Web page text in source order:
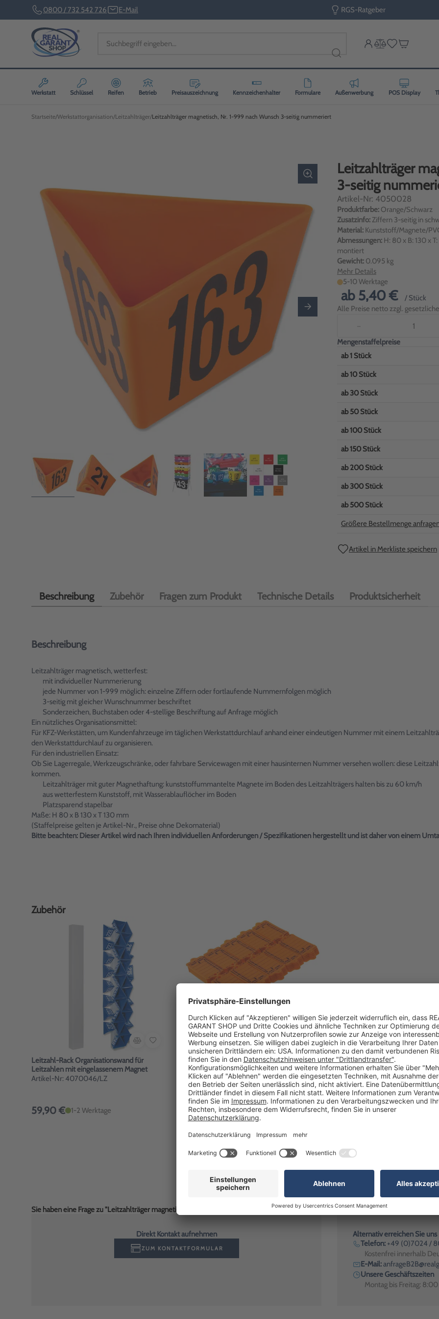
0800 / 732 542 726 E-Mail RGS-Ratgeber
Werkstatt Schlüssel Reifen Betrieb Preisauszeichnung Kennzeichenhalter Formulare Außenwerbung POS Display
Startseite Werkstattorganisation Leitzahlträger Leitzahlträger magnetisch, Nr. 1-999 nach Wunsch 3-seitig nummeriert
Leitzahlträger
3-seitig
Artikel-Nr: 4050028
Produktfarbe: Orange/Schwarz
Zusatzinfo:Ziffern 3-seitig in
Material: Kunststoff/Magnete/
Abmessungen: H: 80 x B: 130 x
montiert
Gewicht: 0.095 kg
Mehr Details
5-10 Werktage
ab 5,40 €
/ Stück
Alle Preise netto zzgl.
−
Mengenstaffelpreise
ab1 Stück
ab10 Stück
ab30 Stück
ab50 Stück
ab100 Stück
ab150 Stück
ab200 Stück
ab300 Stück
ab500 Stück
Größere Bestellmenge
Artikel in Merkliste speichern
Beschreibung Zubehör Fragen zum Produkt Technische Details Produktsicherheit
Beschreibung
Leitzahlträger magnetisch, wetterfest:
mit individueller Nummerierung
jede Nummer von 1-999 möglich: einzelne Ziffern oder fortlaufende Nummernfolgen möglich
3-seitig mit gleicher Wunschnummer beschriftet
Sonderzeichen, Buchstaben oder 4-stellige Beschriftung auf Anfrage möglich
Ein nützliches Organisationsmittel:
Für KFZ-Werkstätten, um Kundenfahrzeuge im täglichen Werkstattdurchlauf anhand einer eindeutigen Nummer mit einem
den Werkstattdurchlauf zu organisieren.
Für den industriellen Einsatz:
Ob Sie Lagerregale, Werkzeugschränke, oder fahrbare Servicewagen mit einer hausinternen Nummer versehen wollen: diese
kommen.
Leitzahlträger mit guter Magnethaftung: kunststoffummantelte Magnete im Boden des Leitzahlträgers halten bis zu 60 km/h
aus wetterfestem Kunststoff, mit Wasserablauflöcher im Boden
Platzsparend stapelbar
Maße: H 80 x B 130 x T 130 mm
(Staffelpreise gelten je Artikel-Nr., Preise ohne Dekomaterial)
Bitte beachten: Dieser Artikel wird nach Ihren individuellen Anforderungen / Spezifikationen hergestellt und ist daher von einem
Zubehör
Leitzahl-Rack Organisationswand für
Leitzahlen mit eingelassenem Magnet
Artikel-Nr: 4070046/LZ
59,90 € 1-2 Werktage
Schlüsselanhänger Autotag 1: 100 Anhänger
mit Stahlringen Orange
Artikel-Nr: 1572009
Mengenstaffelpreis verfügbar
ab 16,90 € 1-2 Werktage
Sie haben eine Frage zu "Leitzahlträger magnetisch, Nr. 1-999 nach Wunsch 3-seitig nummeriert"? Wir haben die Antwort!
Direkt Kontakt aufnehmen
ZUM KONTAKTFORMULAR
Alternativ erreichen Sie uns
Telefon: +49 (0)7024 /
Kostenfrei innerhalb
E-Mail:
Unsere Geschäftszeiten
Montag bis Freitag: